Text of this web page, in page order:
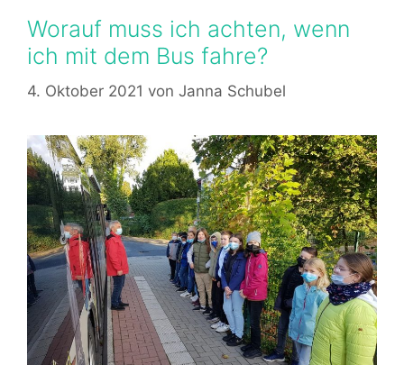
Worauf muss ich achten, wenn
ich mit dem Bus fahre?
4. Oktober 2021 von Janna Schubel